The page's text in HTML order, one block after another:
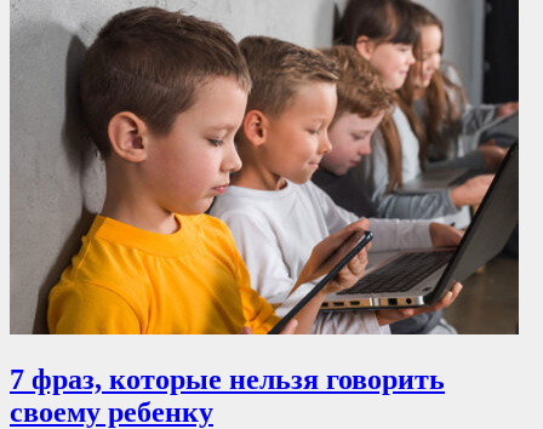
7 фраз, которые нельзя говорить
своему ребенку